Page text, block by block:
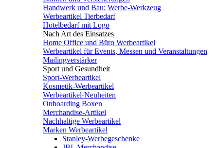
Handwerk und Bau: Werbe-Werkzeug
Werbeartikel Tierbedarf
Hotelbedarf mit Logo
Nach Art des Einsatzes
Home Office und Büro Werbeartikel
Werbeartikel für Events, Messen und Veranstaltungen
Mailingverstärker
Sport und Gesundheit
Sport-Werbeartikel
Kosmetik-Werbeartikel
Werbeartikel-Neuheiten
Onboarding Boxen
Merchandise-Artikel
Nachhaltige Werbeartikel
Marken Werbeartikel
Stanley-Werbegeschenke